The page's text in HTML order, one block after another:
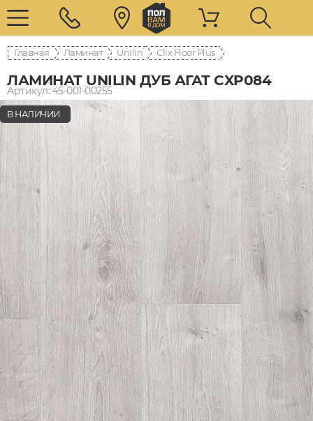
Главная Ламинат Unilin Clix Floor Plus
ЛАМИНАТ UNILIN ДУБ АГАТ CXP084
Артикул: 45-001-00255
В НАЛИЧИИ